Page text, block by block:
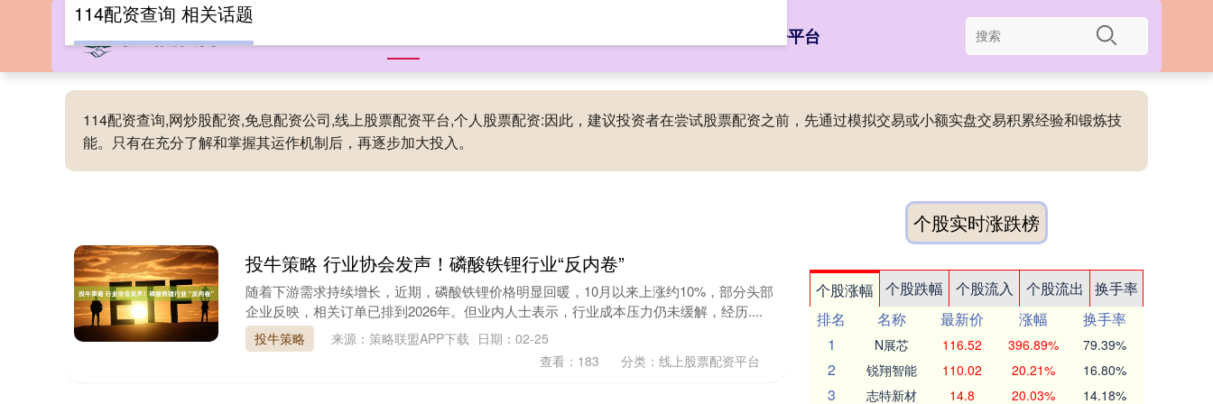
线上股票配资平台
114配资查询,网炒股配资,免息配资公司,线上股票配资平台,个人股票配资:因此，建议投资者在尝试股票配资之前，先通过模拟交易或小额实盘交易积累经验和锻炼技
能。只有在充分了解和掌握其运作机制后，再逐步加大投入。
114配资查询 相关话题
投牛策略 行业协会发声！磷酸铁锂行业“反内卷”
随着下游需求持续增长，近期，磷酸铁锂价格明显回暖，10月以来上涨约10%，部分头部
企业反映，相关订单已排到2026年。但业内人士表示，行业成本压力仍未缓解，经历....
投牛策略 来源：策略联盟APP下载 日期：02-25
查看： 183 分类： 线上股票配资平台
个股实时涨跌榜
个股涨幅 个股跌幅 个股流入 个股流出
换手率
排名
名称 最新价 涨幅
换手率
1
N展芯 116.52 396.89% 79.39%
2 锐翔智能 110.02 20.21% 16.80%
3 志特新材 14.8 20.03% 14.18%